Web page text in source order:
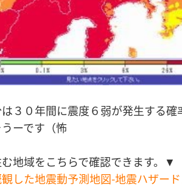
３０年間に震度６弱が発生する確
ーです（怖
地域をこちらで確認できます。▼
した地震動予測地図-地震ハザー